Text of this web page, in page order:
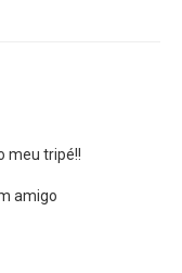
meu tripé!!
amigo